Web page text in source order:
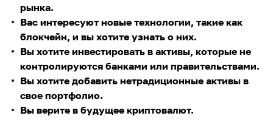
рынка.
Вас интересуют новые технологии, такие как
блокчейн, и вы хотите узнать о них.
Вы хотите инвестировать в активы, которые не
контролируются банками или правительствами.
Вы хотите добавить нетрадиционные активы в
свое портфолио.
Вы верите в будущее криптовалют.